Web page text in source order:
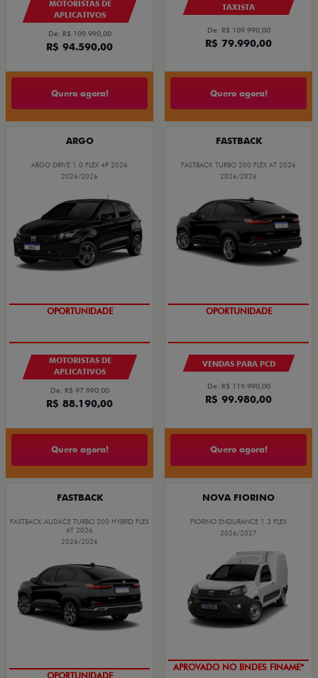
MOTORISTAS DE
APLICATIVOS
De: R$ 109.990,00
R$ 94.590,00
Quero agora!
TAXISTA
De: R$ 109.990,00
R$ 79.990,00
Quero agora!
ARGO
ARGO DRIVE 1.0 FLEX 4P 2026
2026/2026
OPORTUNIDADE
MOTORISTAS DE
APLICATIVOS
De: R$ 97.990,00
R$ 88.190,00
Quero agora!
FASTBACK
FASTBACK TURBO 200 FLEX AT 2026
2026/2026
OPORTUNIDADE
VENDAS PARA PCD
De: R$ 119.990,00
R$ 99.980,00
Quero agora!
FASTBACK
FASTBACK AUDACE TURBO 200 HYBRID FLEX
AT 2026
2026/2026
OPORTUNIDADE
NOVA FIORINO
FIORINO ENDURANCE 1.3 FLEX
2026/2027
APROVADO NO BNDES FINAME*